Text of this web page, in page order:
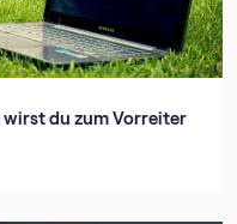
du zum Vorreiter